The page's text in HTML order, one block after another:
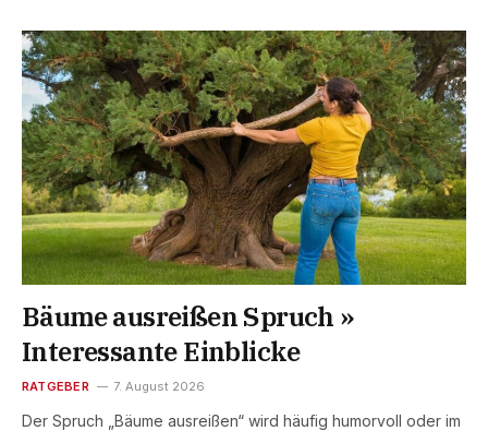
Bäume ausreißen Spruch »
Interessante Einblicke
RATGEBER 7. August 2026
Der Spruch „Bäume ausreißen“ wird häufig humorvoll oder im